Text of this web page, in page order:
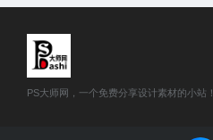
PS大师网，一个免费分享设计素材的小站！